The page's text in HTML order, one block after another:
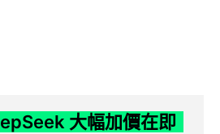
大幅加價在即